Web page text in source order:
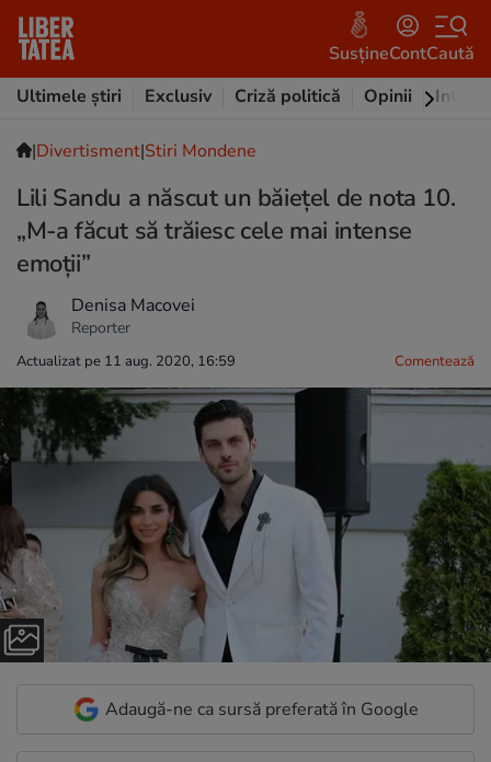
SusțineContCaută
Ultimele știri
Exclusiv Criză politică Opinii
|Divertisment|Stiri Mondene
Lili Sandu a născut un băiețel de nota 10.
„M-a făcut să trăiesc cele mai intense
emoții”
Denisa Macovei
Reporter
Actualizat pe 11 aug. 2020, 16:59 Comentează
Adaugă-ne ca sursă preferată în Google